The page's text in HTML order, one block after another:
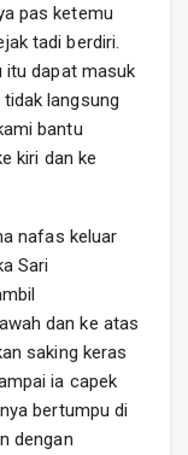
pas ketemu
tadi berdiri.
itu dapat masuk
langsung
bantu
kiri dan ke
nafas keluar
Sari
dan ke atas
saking keras
ia capek
bertumpu di
dengan